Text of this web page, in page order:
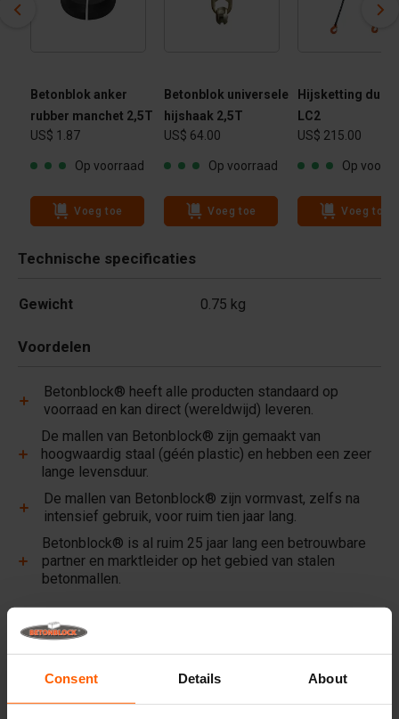
Consent Details About
Betonblok anker
rubber manchet 2,5T
US$ 1.87
Op voorraad
Voeg toe
Betonblok universele
hijshaak 2,5T
US$ 64.00
Op voorraad
Voeg toe
Hijsketting
LC2
US$ 215.00
Op
Voeg toe
Technische specificaties
Gewicht 0.75 kg
Voordelen
Betonblock® heeft alle producten standaard op
voorraad en kan direct (wereldwijd) leveren.
De mallen van Betonblock® zijn gemaakt van
hoogwaardig staal (géén plastic) en hebben een zeer
lange levensduur.
De mallen van Betonblock® zijn vormvast, zelfs na
intensief gebruik, voor ruim tien jaar lang.
Betonblock® is al ruim 25 jaar lang een betrouwbare
partner en marktleider op het gebied van stalen
betonmallen.
Handige links
Deelwanden
Bovenplaten